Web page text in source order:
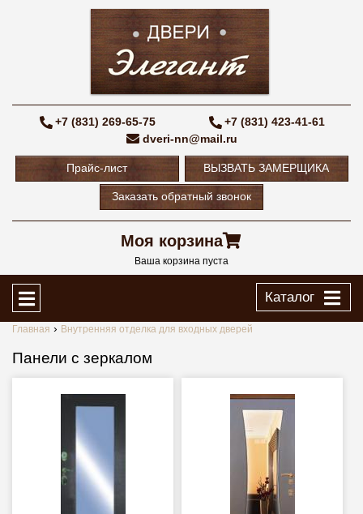
+7 (831) 269-65-75
+7 (831) 423-41-61
dveri-nn@mail.ru
Прайс-лист ВЫЗВАТЬ ЗАМЕРЩИКА
Заказать обратный звонок
Моя корзина
Ваша корзина пуста
Каталог
Главная Внутренняя отделка для входных дверей
Панели с зеркалом